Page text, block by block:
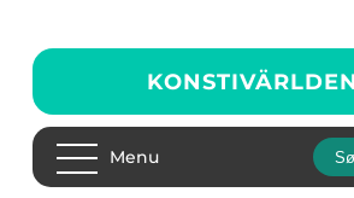
Menu